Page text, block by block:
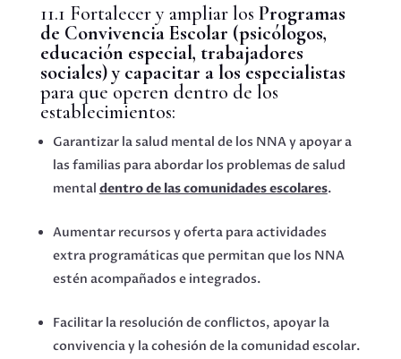
11.1 Fortalecer y ampliar los Programas
de Convivencia Escolar (psicólogos,
educación especial, trabajadores
sociales) y capacitar a los especialistas
para que operen dentro de los
establecimientos:
Garantizar la salud mental de los NNA y apoyar a
las familias para abordar los problemas de salud
mental dentro de las comunidades escolares.
Aumentar recursos y oferta para actividades
extra programáticas que permitan que los NNA
estén acompañados e integrados.
Facilitar la resolución de conflictos, apoyar la
convivencia y la cohesión de la comunidad escolar.